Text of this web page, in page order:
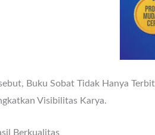
Buku Sobat Tidak Hanya
Visibilitas Karya.
Berkualitas